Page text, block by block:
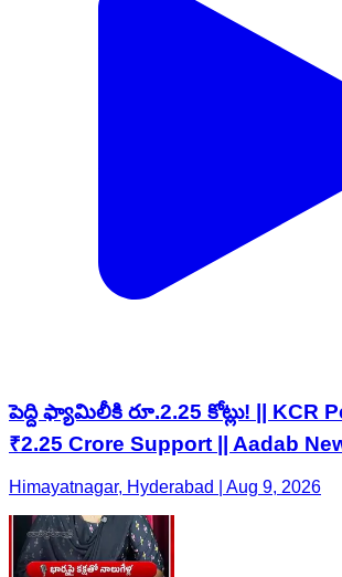
పెద్ది ఫ్యామిలీకి రూ.2.25 కోట్లు! || KCR
₹2.25 Crore Support || Aadab
Himayatnagar, Hyderabad | Aug 9, 2026